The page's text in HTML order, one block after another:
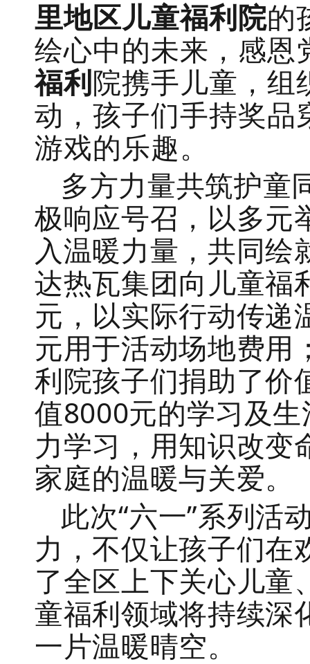
里地区儿童福利院的
绘心中的未来，感恩
福利院携手儿童，组
动，孩子们手持奖品
游戏的乐趣。
多方力量共筑护童
极响应号召，以多元
入温暖力量，共同绘
达热瓦集团向儿童福
元，以实际行动传递
元用于活动场地费用
利院孩子们捐助了价
值8000元的学习及
力学习，用知识改变
家庭的温暖与关爱。
此次“六一”系列活
力，不仅让孩子们在
了全区上下关心儿童
童福利领域将持续深
一片温暖晴空。